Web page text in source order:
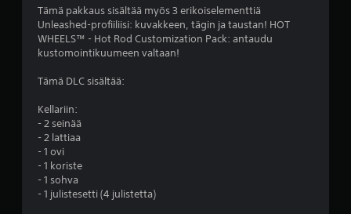
s
Tämä pakkaus sisältää myös 3 erikoiselementtiä
Unleashed-profiiliisi: kuvakkeen, tägin ja taustan! HOT
WHEELS™ - Hot Rod Customization Pack: antaudu
kustomointikuumeen valtaan!
Tämä DLC sisältää:
Kellariin:
- 2 seinää
- 2 lattiaa
- 1 ovi
- 1 koriste
- 1 sohva
- 1 julistesetti (4 julistetta)